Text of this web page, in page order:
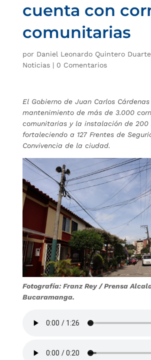
cuenta con
comunitarias
por Daniel Leonardo Quintero Duarte
Noticias| 0 Comentarios
El Gobierno de Juan Carlos
mantenimiento de más de 3.000
comunitarias y la instalación de 200
fortaleciendo a 127 Frentes de
Convivencia de la ciudad.
Fotografía: Franz Rey / Prensa
Bucaramanga.